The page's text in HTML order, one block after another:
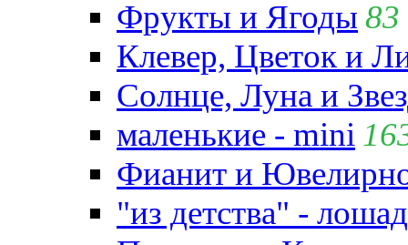
Фрукты и Ягоды 83
Клевер, Цветок и
Солнце, Луна и
маленькие - mini
Фианит и
"из детства" -